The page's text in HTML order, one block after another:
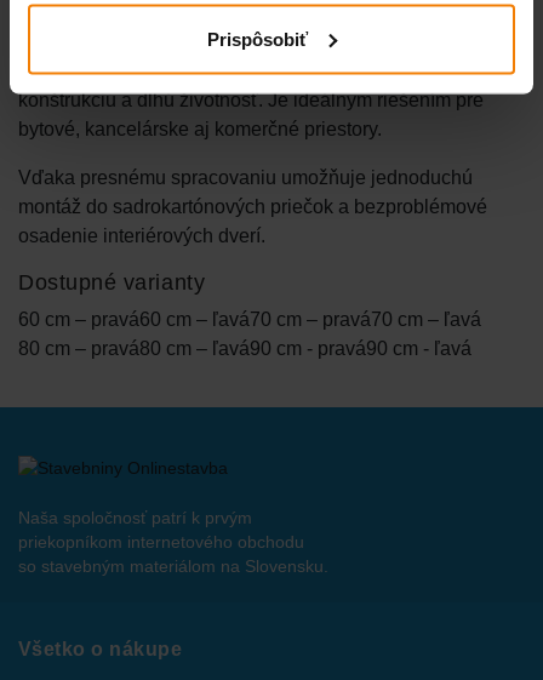
Prispôsobiť
odolného oceľového plechu, zabezpečuje pevnú
konštrukciu a dlhú životnosť. Je ideálnym riešením pre
bytové, kancelárske aj komerčné priestory.
Vďaka presnému spracovaniu umožňuje jednoduchú
montáž do sadrokartónových priečok a bezproblémové
osadenie interiérových dverí.
Dostupné varianty
60 cm – pravá60 cm – ľavá70 cm – pravá70 cm – ľavá
80 cm – pravá80 cm – ľavá90 cm - pravá90 cm - ľavá
Naša spoločnosť patrí k prvým
priekopníkom internetového obchodu
so stavebným materiálom na Slovensku.
Všetko o nákupe